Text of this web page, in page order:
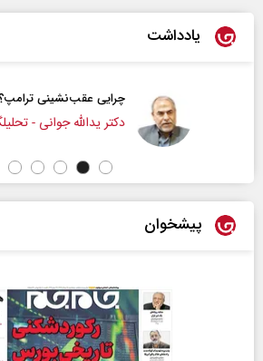
یادداشت
چرایی عقب‌نشینی ترامپ؟
دکتر یدالله جوانی - تحلیلگر
پیشخوان